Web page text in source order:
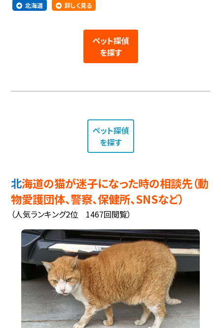
北海道 詳しく見る
ペット探偵
を探す
ペット探偵
を探す
北海道の猫が迷子になった時の相談先（動
物愛護団体、警察、保健所、SNSなど）
（人気ランキング2位 1467回閲覧）